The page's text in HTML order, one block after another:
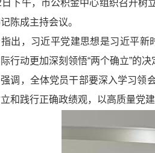
下午，市公积金中心组织召开树
陈成主持会议。
出，习近平党建思想是习近平
行动更加深刻领悟“两个确立”的决
调，全体党员干部要深入学习领
和践行正确政绩观，以高质量党